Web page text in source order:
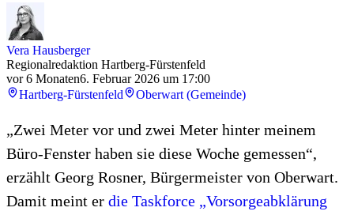
Vera Hausberger
Regionalredaktion Hartberg-Fürstenfeld
vor 6 Monaten6. Februar 2026 um 17:00
Hartberg-Fürstenfeld
Oberwart (Gemeinde)
„Zwei Meter vor und zwei Meter hinter meinem
Büro-Fenster haben sie diese Woche gemessen“,
erzählt Georg Rosner, Bürgermeister von Oberwart.
Damit meint er die Taskforce „Vorsorgeabklärung